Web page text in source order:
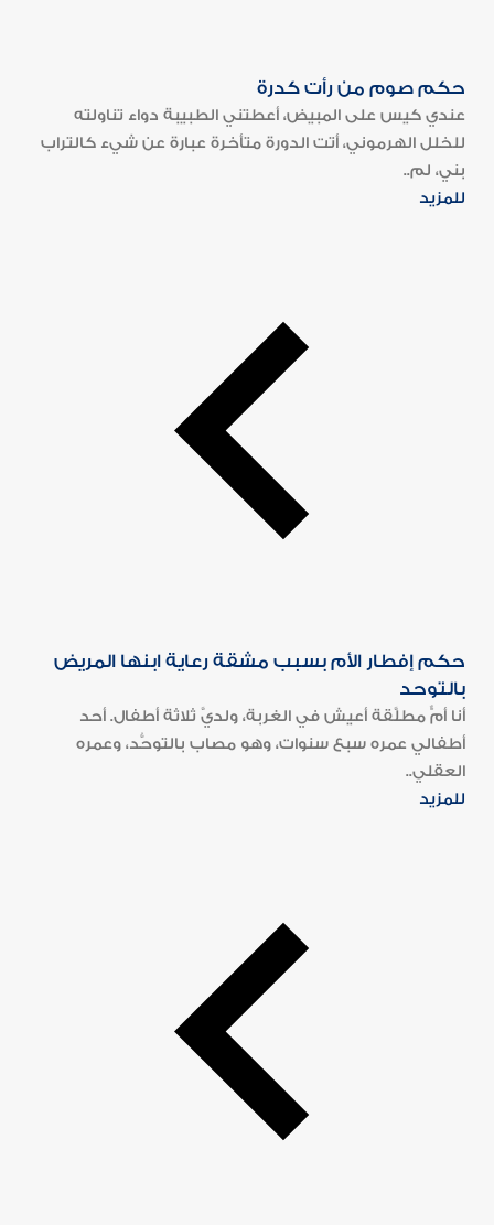
حكم صوم من رأت كدرة
عندي كيس على المبيض، أعطتني الطبيبة دواء تناولته
للخلل الهرموني، أتت الدورة متأخرة عبارة عن شيء كالتراب
بني، لم..
للمزيد
حكم إفطار الأم بسبب مشقة رعاية ابنها المريض
بالتوحد
أنا أمٌّ مطلَّقة أعيش في الغربة، ولديَّ ثلاثة أطفال. أحد
أطفالي عمره سبع سنوات، وهو مصاب بالتوحُّد، وعمره
العقلي..
للمزيد